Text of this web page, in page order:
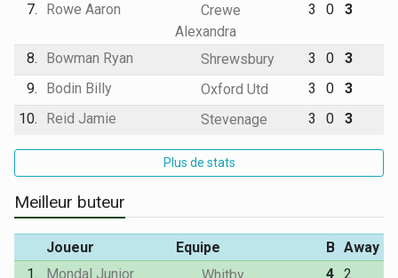
7. Rowe Aaron
Crewe
Alexandra
3 0 3
8. Bowman Ryan Shrewsbury 3 0
3
9.
Bodin Billy Oxford Utd 3 0
3
10.
Reid Jamie Stevenage 3 0 3
Plus de stats
Meilleur buteur
Joueur Equipe B Away
1.
Mondal Junior 4 2